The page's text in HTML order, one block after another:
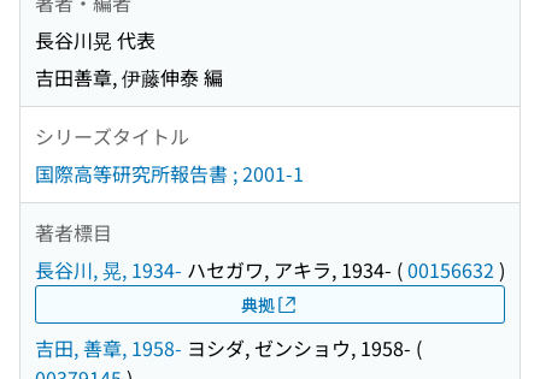
長谷川晃 代表
吉田善章, 伊藤伸泰 編
シリーズタイトル
国際高等研究所報告書 ; 2001-1
著者標目
長谷川, 晃, 1934- ハセガワ, アキラ, 1934- (00156632 )
典拠
吉田, 善章, 1958- ヨシダ, ゼンショウ, 1958- (